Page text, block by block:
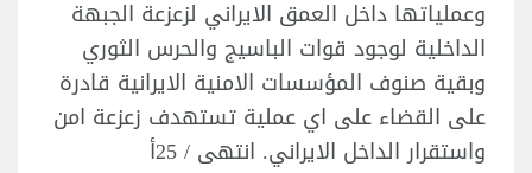
وعملياتها داخل العمق الايراني لزعزعة الجبهة
الداخلية لوجود قوات الباسيج والحرس الثوري
وبقية صنوف المؤسسات الامنية الايرانية قادرة
على القضاء على اي عملية تستهدف زعزعة امن
واستقرار الداخل الايراني. انتهى / 25أ